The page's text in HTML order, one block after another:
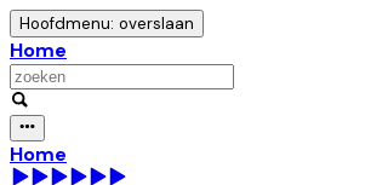
Hoofdmenu: overslaan
Home
Home